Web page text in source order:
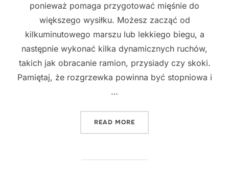
ponieważ pomaga przygotować mięśnie do
większego wysiłku. Możesz zacząć od
kilkuminutowego marszu lub lekkiego biegu, a
następnie wykonać kilka dynamicznych ruchów,
takich jak obracanie ramion, przysiady czy skoki.
Pamiętaj, że rozgrzewka powinna być stopniowa i
…
READ MORE